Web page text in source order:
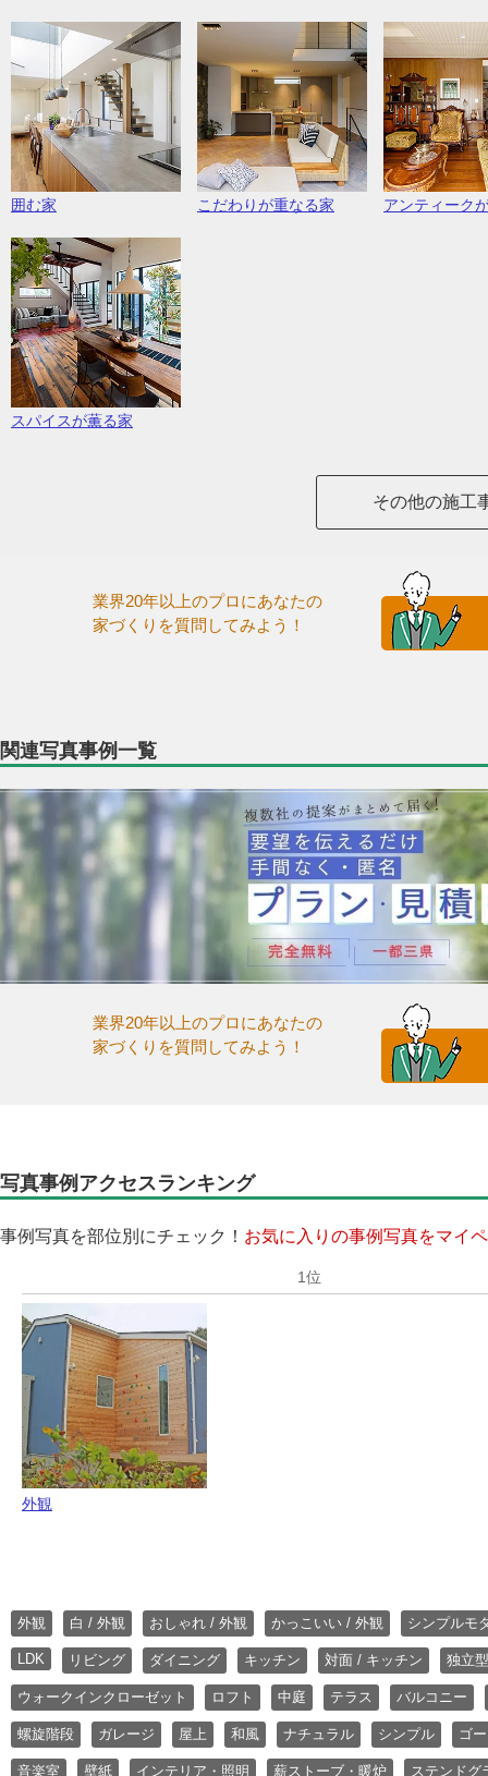
囲む家 こだわりが重なる家 アンティーク
スパイスが薫る家
その他の施工
業界20年以上のプロにあなたの
家づくりを質問してみよう！
関連写真事例一覧
業界20年以上のプロにあなたの
家づくりを質問してみよう！
写真事例アクセスランキング
事例写真を部位別にチェック！ お気に入りの事例写真をマイ
外観
外観 白 / 外観 おしゃれ / 外観 かっこいい / 外観 シンプルモ
LDK リビング ダイニング キッチン 対面 / キッチン 独立
ウォークインクローゼット ロフト 中庭 テラス バルコニー
螺旋階段 ガレージ 屋上 和風 ナチュラル シンプル ゴ
音楽室 壁紙 インテリア・照明 薪ストーブ・暖炉 ステンドグ